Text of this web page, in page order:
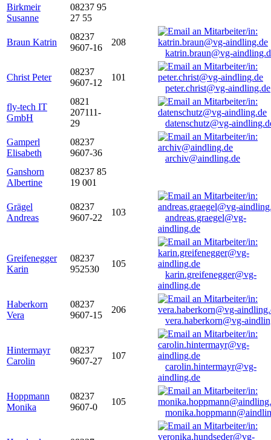
Birkmeir
Susanne
08237 95
27 55
Braun Katrin
08237
9607-16
208
katrin.braun@vg-
Christ Peter
08237
9607-12
101
peter.christ@vg-aindling.de
fly-tech IT
GmbH
0821
207111-
29
datenschutz@vg-
Gamperl
Elisabeth
08237
9607-36
archiv@aindling.de
Ganshorn
Albertine
08237 85
19 001
Grägel
Andreas
08237
9607-22
103
andreas.graegel@vg-
aindling.de
Greifenegger
Karin
08237
952530
105
karin.greifenegger@vg-
aindling.de
Haberkorn
Vera
08237
9607-15
206
vera.haberkorn@vg-
Hintermayr
Carolin
08237
9607-27
107
carolin.hintermayr@vg-
aindling.de
Hoppmann
Monika
08237
9607-0
105